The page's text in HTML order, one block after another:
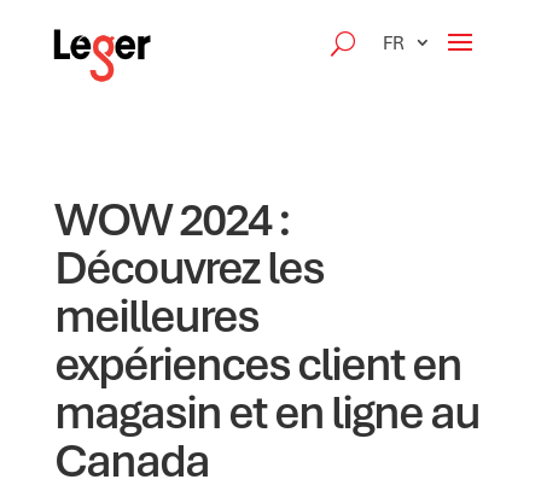
FR
WOW 2024 :
Découvrez les
meilleures
expériences client en
magasin et en ligne au
Canada